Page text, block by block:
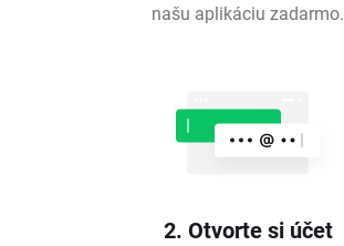
našu aplikáciu zadarmo.
2. Otvorte si účet